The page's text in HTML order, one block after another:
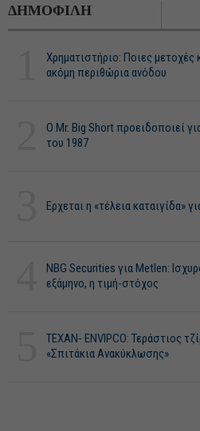
ΔΗΜΟΦΙΛΗ
Χρηματιστήριο: Ποιες μετοχές
ακόμη περιθώρια ανόδου
O Mr. Big Short προειδοποιεί
του 1987
Ερχεται η «τέλεια καταιγίδα»
NBG Securities για Metlen:
εξάμηνο, η τιμή-στόχος
ΤΕΧΑΝ- ENVIPCO: Τεράστιος
«Σπιτάκια Ανακύκλωσης»